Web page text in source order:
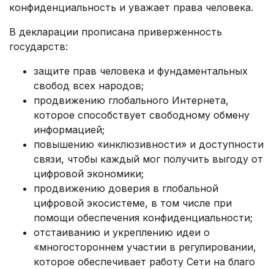
конфиденциальность и уважает права человека.
В декларации прописана приверженность
государств:
защите прав человека и фундаментальных
свобод всех народов;
продвижению глобального Интернета,
которое способствует свободному обмену
информацией;
повышению «инклюзивности» и доступности
связи, чтобы каждый мог получить выгоду от
цифровой экономики;
продвижению доверия в глобальной
цифровой экосистеме, в том числе при
помощи обеспечения конфиденциальности;
отстаиванию и укреплению идеи о
«многостороннем участии в регулировании,
которое обеспечивает работу Сети на благо